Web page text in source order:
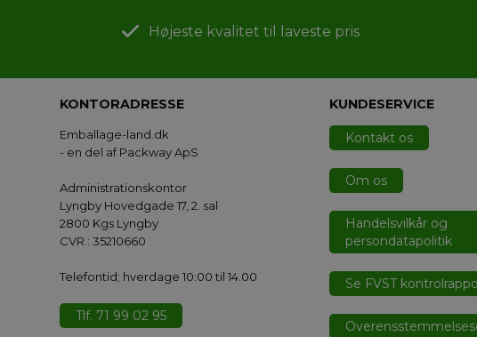
Højeste kvalitet til laveste pris
KONTORADRESSE
Emballage-land.dk
- en del af Packway ApS
Administrationskontor
Lyngby Hovedgade 17, 2. sal
2800 Kgs Lyngby
CVR.: 35210660
Telefontid; hverdage 10:00 til 14.00
Tlf. 71 99 02 95
KUNDESERVICE
Kontakt os
Om os
Handelsvilkår og
persondatapolitik
Se FVST